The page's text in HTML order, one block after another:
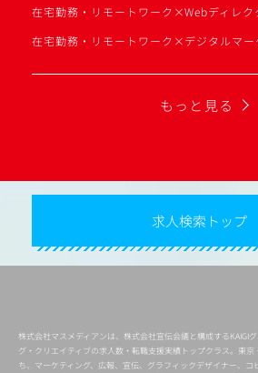
在宅勤務・リモートワーク×Webディレク
在宅勤務・リモートワーク×デジタルマー
もっと見る
求人検索トップ
株式会社マスメディアンは、株式会社宣伝会議と構成するKAIGI
グ・クリエイティブの求人数・転職支援実績トップクラス。東
ち、マーケティング、広報、宣伝、グラフィックデザイナー、